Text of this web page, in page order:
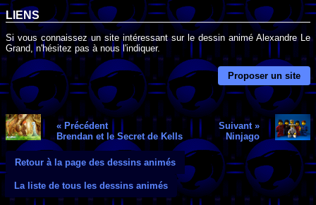
LIENS
Si vous connaissez un site intéressant sur le dessin animé Alexandre Le
Grand, n'hésitez pas à nous l'indiquer.
Proposer un site
« Précédent
Brendan et le Secret de Kells
Suivant »
Ninjago
Retour à la page des dessins animés
La liste de tous les dessins animés